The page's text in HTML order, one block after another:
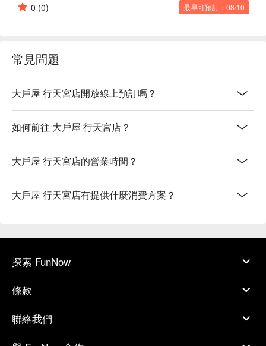
0 (0) 最早可預訂：08/10
常見問題
大戶屋 行天宮店開放線上預訂嗎？
如何前往 大戶屋 行天宮店？
大戶屋 行天宮店的營業時間？
大戶屋 行天宮店有提供什麼消費方案？
探索 FunNow
條款
聯絡我們